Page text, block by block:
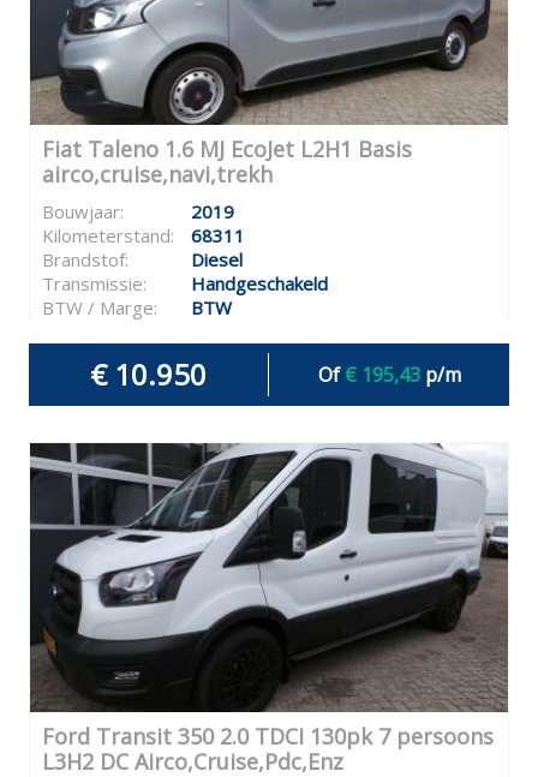
Fiat Taleno 1.6 MJ EcoJet L2H1 Basis
airco,cruise,navi,trekh
Bouwjaar:
2019
Kilometerstand:
68311
Brandstof:
Diesel
Transmissie:
Handgeschakeld
BTW / Marge:
BTW
€ 10.950 Of€ 195,43p/m
Ford Transit 350 2.0 TDCI 130pk 7 persoons
L3H2 DC Airco,Cruise,Pdc,Enz